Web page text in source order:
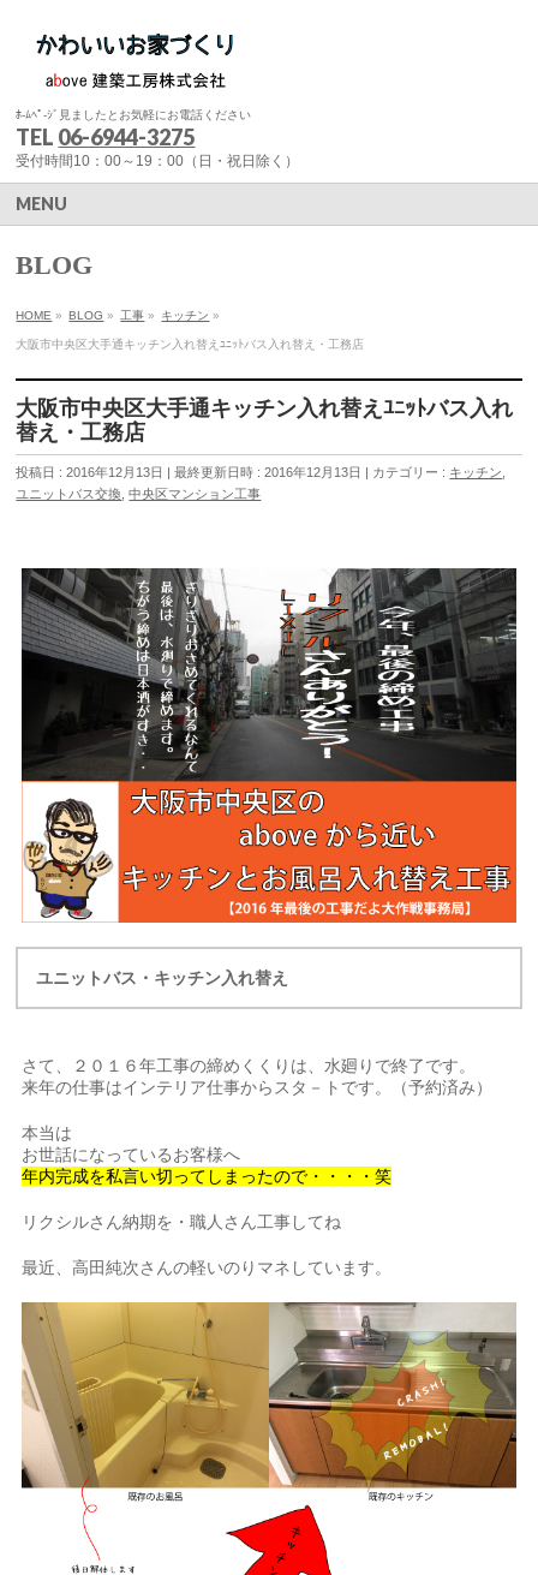
ﾎ-ﾑﾍﾟ-ｼﾞ見ましたとお気軽にお電話ください
TEL 06-6944-3275
受付時間10：00～19：00（日・祝日除く）
MENU
BLOG
HOME » BLOG » 工事 » キッチン »
大阪市中央区大手通キッチン入れ替えﾕﾆｯﾄバス入れ替え・工務店
大阪市中央区大手通キッチン入れ替えﾕﾆｯﾄバス入れ
替え・工務店
投稿日 : 2016年12月13日 最終更新日時 : 2016年12月13日 カテゴリー : キッチン
ユニットバス交換 ,中央区マンション工事
ユニットバス・キッチン入れ替え
さて、２０１６年工事の締めくくりは、水廻りで終了です。
来年の仕事はインテリア仕事からスタ－トです。（予約済み）
本当は
お世話になっているお客様へ
年内完成を私言い切ってしまったので・・・・笑
リクシルさん納期を・職人さん工事してね
最近、高田純次さんの軽いのりマネしています。